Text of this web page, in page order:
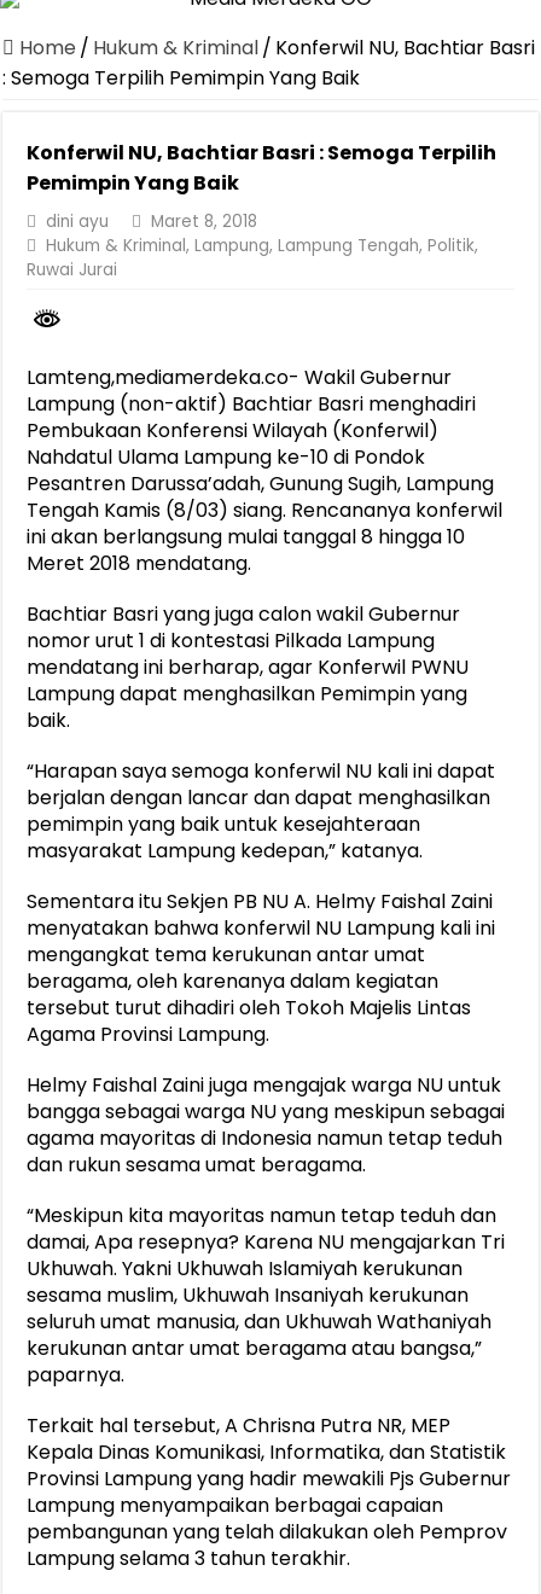
Canangkan Desa TAPIS dan Luncurkan Sekolah Lansia di
Pemprov Lampung Berhasil Kendalikan Inflasi, Jadi Provinsi
Dirut Jasa Raharja Dampingi Wamenhub Tinjau Penanganan
Pastikan Pelayanan Maksimal, Direksi Jasa Raharja Tinjau Korban
Dirut Jasa Raharja Dampingi Wamenhub Tinjau Penanganan
Jasa Raharja Jamin Seluruh Korban Kebakaran KM Mutiara
Gubernur Mirza Ajak IAI Darul Fattah Cetak SDM Adaptif
Home / Hukum & Kriminal/ Konferwil NU, Bachtiar Basri
: Semoga Terpilih Pemimpin Yang Baik
Konferwil NU, Bachtiar Basri : Semoga Terpilih
Pemimpin Yang Baik
dini ayu
Maret 8, 2018
Hukum & Kriminal,Lampung,Lampung Tengah,Politik,
Ruwai Jurai
Lamteng,mediamerdeka.co- Wakil Gubernur
Lampung (non-aktif) Bachtiar Basri menghadiri
Pembukaan Konferensi Wilayah (Konferwil)
Nahdatul Ulama Lampung ke-10 di Pondok
Pesantren Darussa’adah, Gunung Sugih, Lampung
Tengah Kamis (8/03) siang. Rencananya konferwil
ini akan berlangsung mulai tanggal 8 hingga 10
Meret 2018 mendatang.
Bachtiar Basri yang juga calon wakil Gubernur
nomor urut 1 di kontestasi Pilkada Lampung
mendatang ini berharap, agar Konferwil PWNU
Lampung dapat menghasilkan Pemimpin yang
baik.
“Harapan saya semoga konferwil NU kali ini dapat
berjalan dengan lancar dan dapat menghasilkan
pemimpin yang baik untuk kesejahteraan
masyarakat Lampung kedepan,” katanya.
Sementara itu Sekjen PB NU A. Helmy Faishal Zaini
menyatakan bahwa konferwil NU Lampung kali ini
mengangkat tema kerukunan antar umat
beragama, oleh karenanya dalam kegiatan
tersebut turut dihadiri oleh Tokoh Majelis Lintas
Agama Provinsi Lampung.
Helmy Faishal Zaini juga mengajak warga NU untuk
bangga sebagai warga NU yang meskipun sebagai
agama mayoritas di Indonesia namun tetap teduh
dan rukun sesama umat beragama.
“Meskipun kita mayoritas namun tetap teduh dan
damai, Apa resepnya? Karena NU mengajarkan Tri
Ukhuwah. Yakni Ukhuwah Islamiyah kerukunan
sesama muslim, Ukhuwah Insaniyah kerukunan
seluruh umat manusia, dan Ukhuwah Wathaniyah
kerukunan antar umat beragama atau bangsa,”
paparnya.
Terkait hal tersebut, A Chrisna Putra NR, MEP
Kepala Dinas Komunikasi, Informatika, dan Statistik
Provinsi Lampung yang hadir mewakili Pjs Gubernur
Lampung menyampaikan berbagai capaian
pembangunan yang telah dilakukan oleh Pemprov
Lampung selama 3 tahun terakhir.